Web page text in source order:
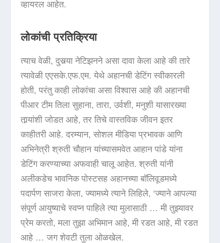
व्हायरल आहेत.
लोकांची प्रतिक्रिया
त्याच वेळी, दुसर्‍या नेटिझनने असा दावा केला आहे की तारे
त्यावेळी एएसके.एफ.एम. येथे अहानची डेटिंग स्वीकारली
होती, परंतु काही लोकांचा असा विश्वास आहे की अहानची
पीआर टीम तिला सुहाना, तारा, उर्वशी, मनुशी यासारख्या
तार्‍यांशी जोडत आहे, तर तिचे वास्तविक जीवन इतर
काहीतरी आहे. दरम्यान, सोशल मीडिया प्रभावक आणि
अभिनेत्री श्रुती चौहान यांच्यासमवेत आहान पांडे यांना
डेटिंग करण्याच्या अफवाही चालू आहेत. श्रुती यांनी
अलीकडेच भावनिक पोस्टसह अहानच्या बॉलिवूडमध्ये
पदार्पण साजरा केला, ज्यामध्ये त्याने लिहिले, ‘ज्याने आपल्या
संपूर्ण आयुष्याचे स्वप्न पाहिले त्या मुलासाठी … मी तुझ्यावर
प्रेम करतो, मला तुझा अभिमान आहे, मी रडत आहे, मी रडत
आहे … जग शेवटी तुला ओळखेल.